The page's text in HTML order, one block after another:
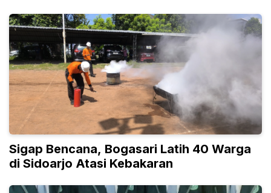
Sigap Bencana, Bogasari Latih 40 Warga
di Sidoarjo Atasi Kebakaran